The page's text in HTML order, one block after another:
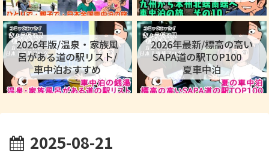
2026年版/温泉・家族風
呂がある道の駅リスト/
車中泊おすすめ
2026年最新/標高の高い
SAPA道の駅TOP100
夏車中泊
2025-08-21